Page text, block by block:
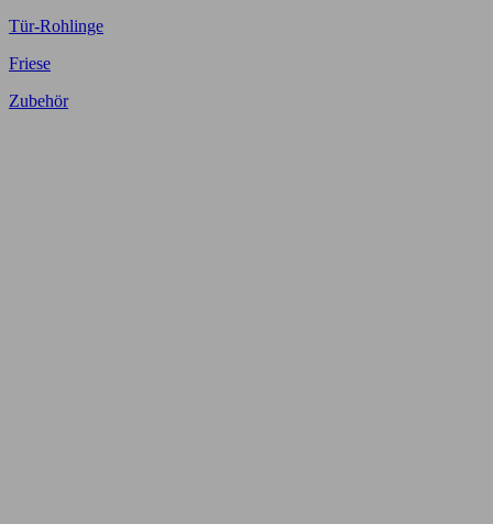
Tür-Rohlinge
Friese
Zubehör